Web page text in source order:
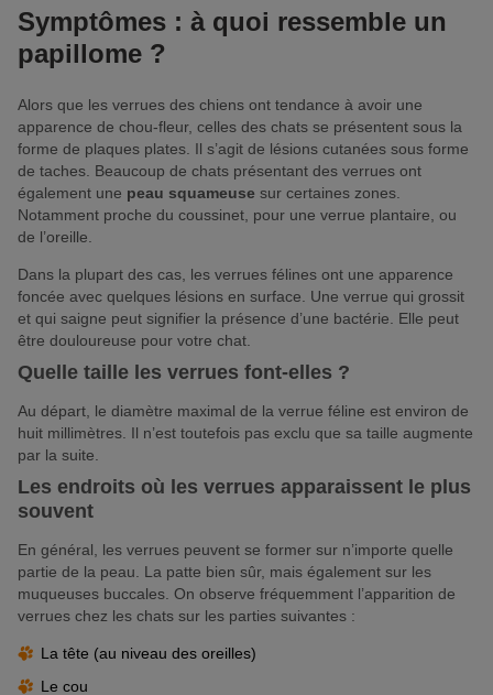
Symptômes : à quoi ressemble un
papillome ?
Alors que les verrues des chiens ont tendance à avoir une
apparence de chou-fleur, celles des chats se présentent sous la
forme de plaques plates. Il s’agit de lésions cutanées sous forme
de taches. Beaucoup de chats présentant des verrues ont
également une peau squameuse sur certaines zones.
Notamment proche du coussinet, pour une verrue plantaire, ou
de l’oreille.
Dans la plupart des cas, les verrues félines ont une apparence
foncée avec quelques lésions en surface. Une verrue qui grossit
et qui saigne peut signifier la présence d’une bactérie. Elle peut
être douloureuse pour votre chat.
Quelle taille les verrues font-elles ?
Au départ, le diamètre maximal de la verrue féline est environ de
huit millimètres. Il n’est toutefois pas exclu que sa taille augmente
par la suite.
Les endroits où les verrues apparaissent le plus
souvent
En général, les verrues peuvent se former sur n’importe quelle
partie de la peau. La patte bien sûr, mais également sur les
muqueuses buccales. On observe fréquemment l’apparition de
verrues chez les chats sur les parties suivantes :
La tête (au niveau des oreilles)
Le cou